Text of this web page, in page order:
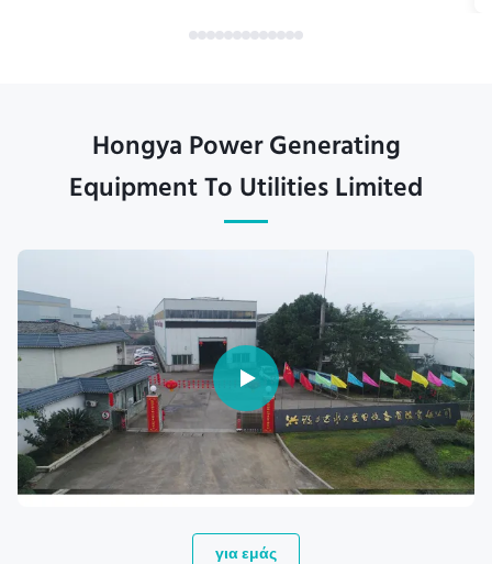
Hongya Power Generating
Equipment To Utilities Limited
για εμάς